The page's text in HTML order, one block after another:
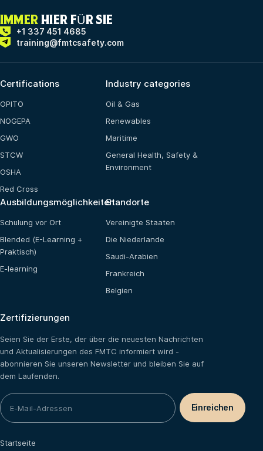
IMMER HIER FÜR SIE
+1 337 451 4685
training@fmtcsafety.com
Certifications
OPITO
NOGEPA
GWO
STCW
OSHA
Red Cross
Industry categories
Oil & Gas
Renewables
Maritime
General Health, Safety &
Environment
Ausbildungsmöglichkeiten
Schulung vor Ort
Blended (E-Learning +
Praktisch)
E-learning
Standorte
Vereinigte Staaten
Die Niederlande
Saudi-Arabien
Frankreich
Belgien
Zertifizierungen
Seien Sie der Erste, der über die neuesten Nachrichten
und Aktualisierungen des FMTC informiert wird -
abonnieren Sie unseren Newsletter und bleiben Sie auf
dem Laufenden.
Startseite